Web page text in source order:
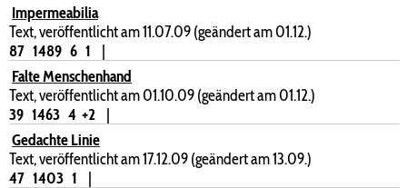
Impermeabilia
Text, veröffentlicht am 11.07.09 (geändert am 01.12.)
87 1489 6 1
|
Falte Menschenhand
Text, veröffentlicht am 01.10.09 (geändert am 01.12.)
39 1463 4 +2
|
Gedachte Linie
Text, veröffentlicht am 17.12.09 (geändert am 13.09.)
47 1403 1
|